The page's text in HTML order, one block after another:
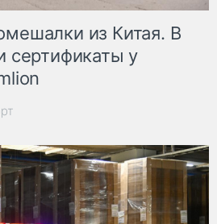
из Китая. В
сертификаты у